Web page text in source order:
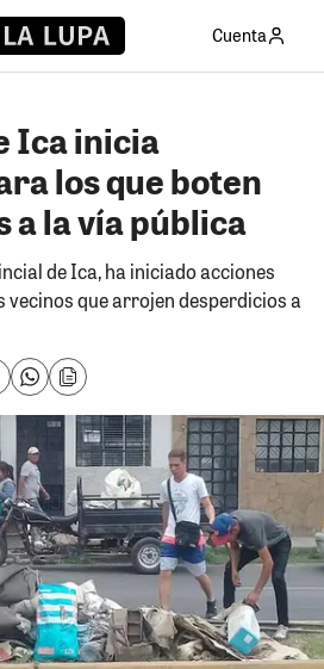
Cuenta
Ica inicia
los que boten
a la vía pública
de Ica, ha iniciado acciones
que arrojen desperdicios a